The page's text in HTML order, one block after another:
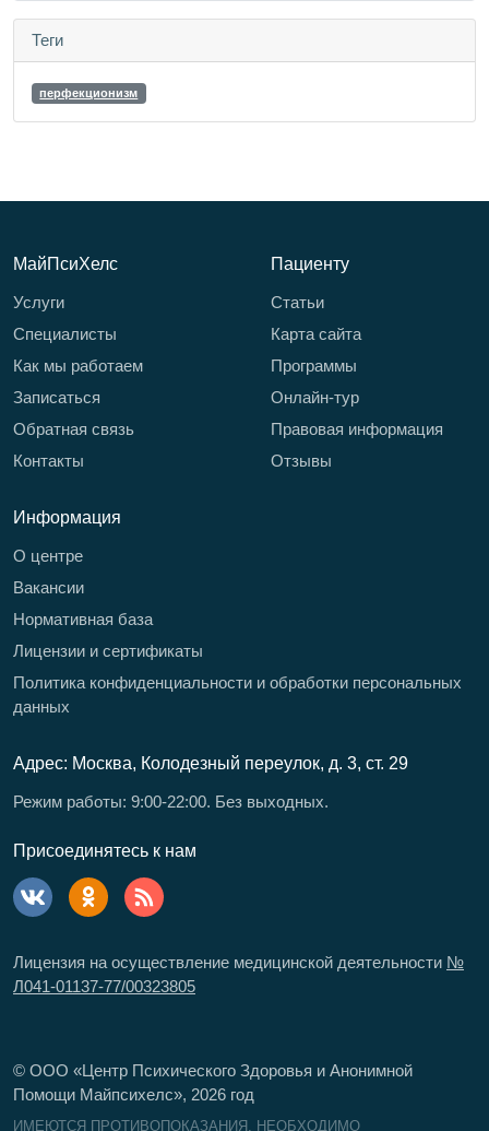
Теги
перфекционизм
МайПсиХелс
Услуги
Специалисты
Как мы работаем
Записаться
Обратная связь
Контакты
Пациенту
Статьи
Карта сайта
Программы
Онлайн-тур
Правовая информация
Отзывы
Информация
О центре
Вакансии
Нормативная база
Лицензии и сертификаты
Политика конфиденциальности и обработки персональных
данных
Адрес: Москва, Колодезный переулок, д. 3, ст. 29
Режим работы: 9:00-22:00. Без выходных.
Присоединятесь к нам
Лицензия на осуществление медицинской деятельности №
Л041-01137-77/00323805
© ООО «Центр Психического Здоровья и Анонимной
Помощи Майпсихелс», 2026 год
ИМЕЮТСЯ ПРОТИВОПОКАЗАНИЯ. НЕОБХОДИМО